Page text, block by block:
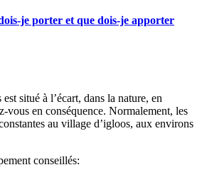
je porter et que dois-je apporter
situé à l’écart, dans la nature, en
vous en conséquence. Normalement, les
au village d’igloos, aux environs
conseillés: